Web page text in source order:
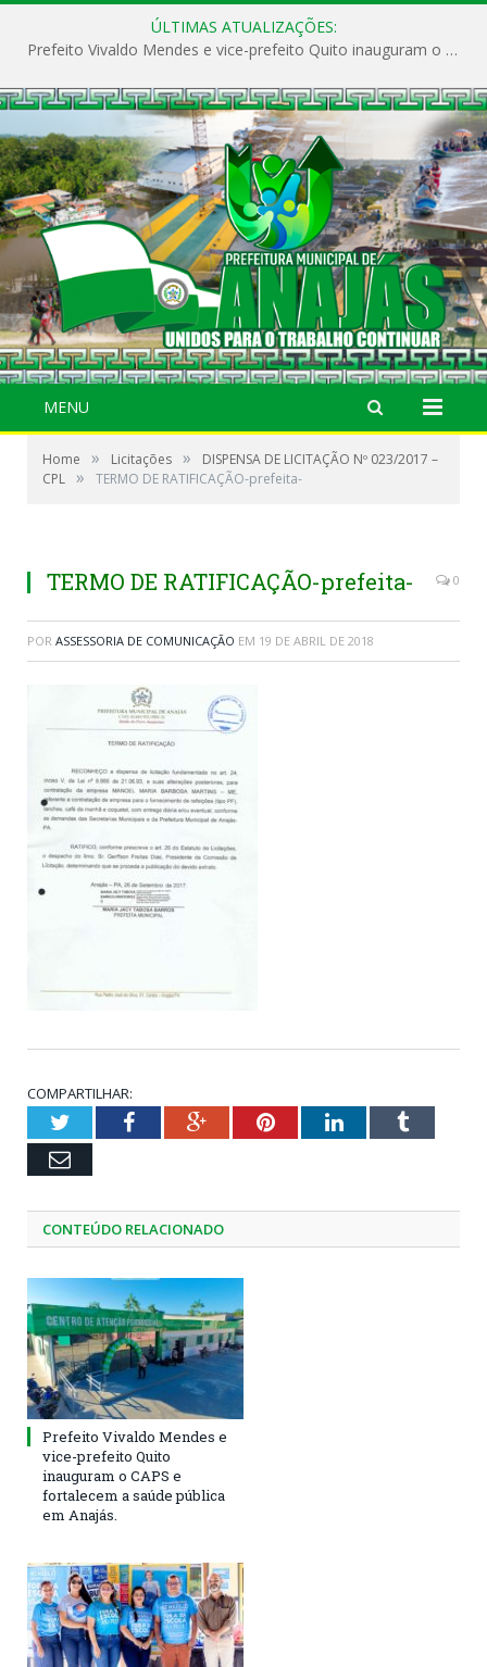
ÚLTIMAS ATUALIZAÇÕES:
Prefeito Vivaldo Mendes e vice-prefeito Quito inauguram o CAPS e fortalecem a saúde pública em Anajás.
MENU
Home » Licitações »
DISPENSA DE LICITAÇÃO Nº 023/2017 –
CPL » TERMO DE RATIFICAÇÃO-prefeita-
TERMO DE RATIFICAÇÃO-prefeita- 0
POR ASSESSORIA DE COMUNICAÇÃO EM 19 DE ABRIL DE 2018
COMPARTILHAR:
TwitterFacebookGoogle+PinterestLinkedInTumblr
Email
CONTEÚDO RELACIONADO
Prefeito Vivaldo Mendes e
vice-prefeito Quito
inauguram o CAPS e
fortalecem a saúde pública
em Anajás.